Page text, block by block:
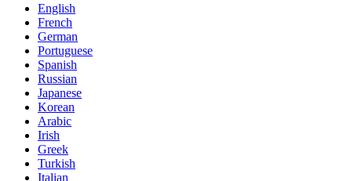
English
French
German
Portuguese
Spanish
Russian
Japanese
Korean
Arabic
Irish
Greek
Turkish
Italian